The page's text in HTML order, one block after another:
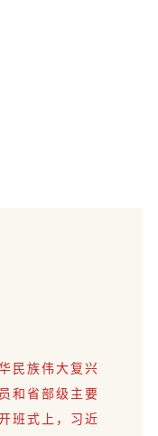
民族伟大复兴
和省部级主要
班式上，习近